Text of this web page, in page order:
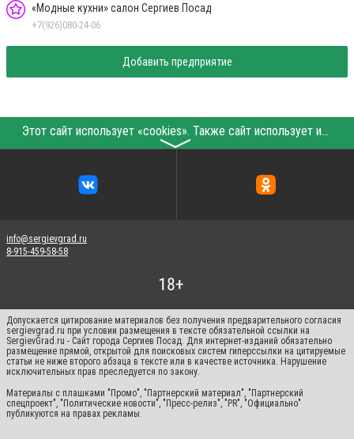
«Модные кухни» салон Сергиев Посад
+7(926)080-24-06
Добавить предприятие
Этот сайт использует «cookies». Также сайт использует интернет-сервис для сбора технических данных касательно посетителей с целью получения маркетинговой и статистической информации. Условия обработки данных посетителей сайта см.
〉
info@sergievgrad.ru
8-915-459-58-58
Допускается цитирование материалов без получения предварительного согласия
sergievgrad.ru при условии размещения в тексте обязательной ссылки на
SergievGrad.ru - Сайт города Сергиев Посад. Для интернет-изданий обязательно
размещение прямой, открытой для поисковых систем гиперссылки на цитируемые
статьи не ниже второго абзаца в тексте или в качестве источника. Нарушение
исключительных прав преследуется по закону.
Материалы с плашками "Промо", "Партнерский материал", "Партнерский
спецпроект", "Политические новости", "Пресс-релиз", "PR", "Официально"
публикуются на правах рекламы.